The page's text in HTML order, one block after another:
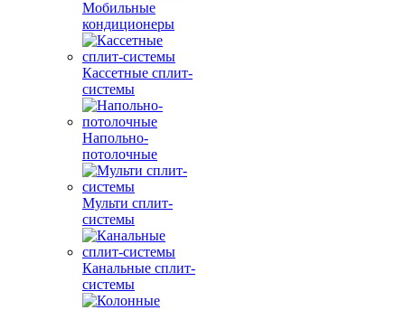
Мобильные
кондиционеры
Кассетные сплит-
системы
Напольно-
потолочные
Мульти сплит-
системы
Канальные сплит-
системы